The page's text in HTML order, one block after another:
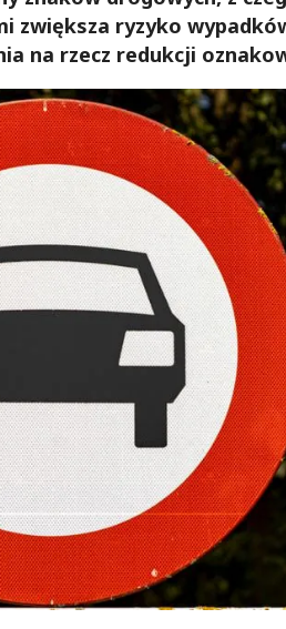
zwiększa ryzyko
na rzecz redukcji